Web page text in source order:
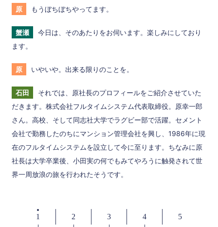
原 もうぼちぼちやってます。
蟹瀬
今日は、そのあたりをお伺います。楽しみにしており
ます。
原 いやいや。出来る限りのことを。
石田
それでは、原社長のプロフィールをご紹介させていた
だきます。株式会社フルタイムシステム代表取締役。原幸一郎
さん。高校、そして同志社大学でラグビー部で活躍。セメント
会社で勤務したのちにマンション管理会社を興し、1986年に現
在のフルタイムシステムを設立して今に至ります。ちなみに原
社長は大学卒業後、小田実の何でもみてやろうに触発されて世
界一周放浪の旅を行われたそうです。
1 2 3 4
5